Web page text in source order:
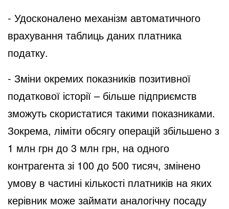
- Удосконалено механізм автоматичного
врахування таблиць даних платника
податку.
- Зміни окремих показників позитивної
податкової історії – більше підприємств
зможуть скористатися такими показниками.
Зокрема, ліміти обсягу операцій збільшено з
1 млн грн до 3 млн грн, на одного
контрагента зі 100 до 500 тисяч, змінено
умову в частині кількості платників на яких
керівник може займати аналогічну посаду